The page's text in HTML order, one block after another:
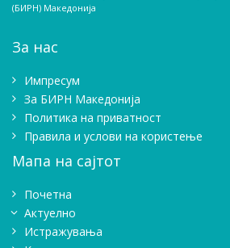
(БИРН) Македонија
За нас
Импресум
Зa БИРН Македонија
Политика на приватност
Правила и услови на користење
Мапа на сајтот
Почетна
Актуелно
Истражувањa